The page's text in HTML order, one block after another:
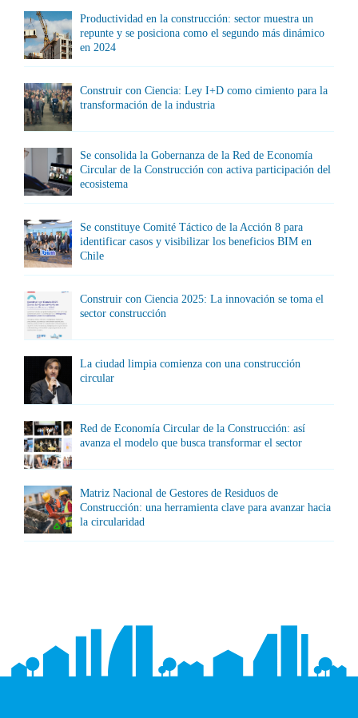
Productividad en la construcción: sector muestra un
repunte y se posiciona como el segundo más dinámico
en 2024
Construir con Ciencia: Ley I+D como cimiento para la
transformación de la industria
Se consolida la Gobernanza de la Red de Economía
Circular de la Construcción con activa participación del
ecosistema
Se constituye Comité Táctico de la Acción 8 para
identificar casos y visibilizar los beneficios BIM en
Chile
Construir con Ciencia 2025: La innovación se toma el
sector construcción
La ciudad limpia comienza con una construcción
circular
Red de Economía Circular de la Construcción: así
avanza el modelo que busca transformar el sector
Matriz Nacional de Gestores de Residuos de
Construcción: una herramienta clave para avanzar hacia
la circularidad